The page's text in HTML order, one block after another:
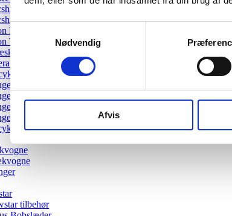
Samtykkevalg
Nødvendig
Afvis
Lygter
Tilbehør
Lygter
Tilbehør
til MTB
& tilbehør
til Børn
til hunde
Cargo
tilbehør